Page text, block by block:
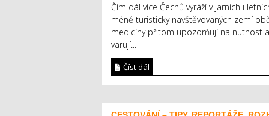
Čím dál více Čechů vyráží v jarních i
méně turisticky navštěvovaných zemí
medicíny přitom upozorňují na nutnost
varují...
Číst dál